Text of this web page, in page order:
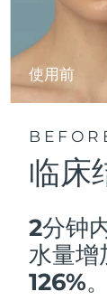
使用前
临床
2分钟
水量增
126%。
FOREO
关于我们
哈萨克斯坦
科威特
卢森堡
中国澳门特